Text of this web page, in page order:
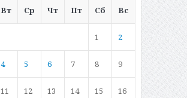
Вт Ср Чт Пт Сб Вс
1 2
4 5 6 7 8 9
11 12 13 14 15 16